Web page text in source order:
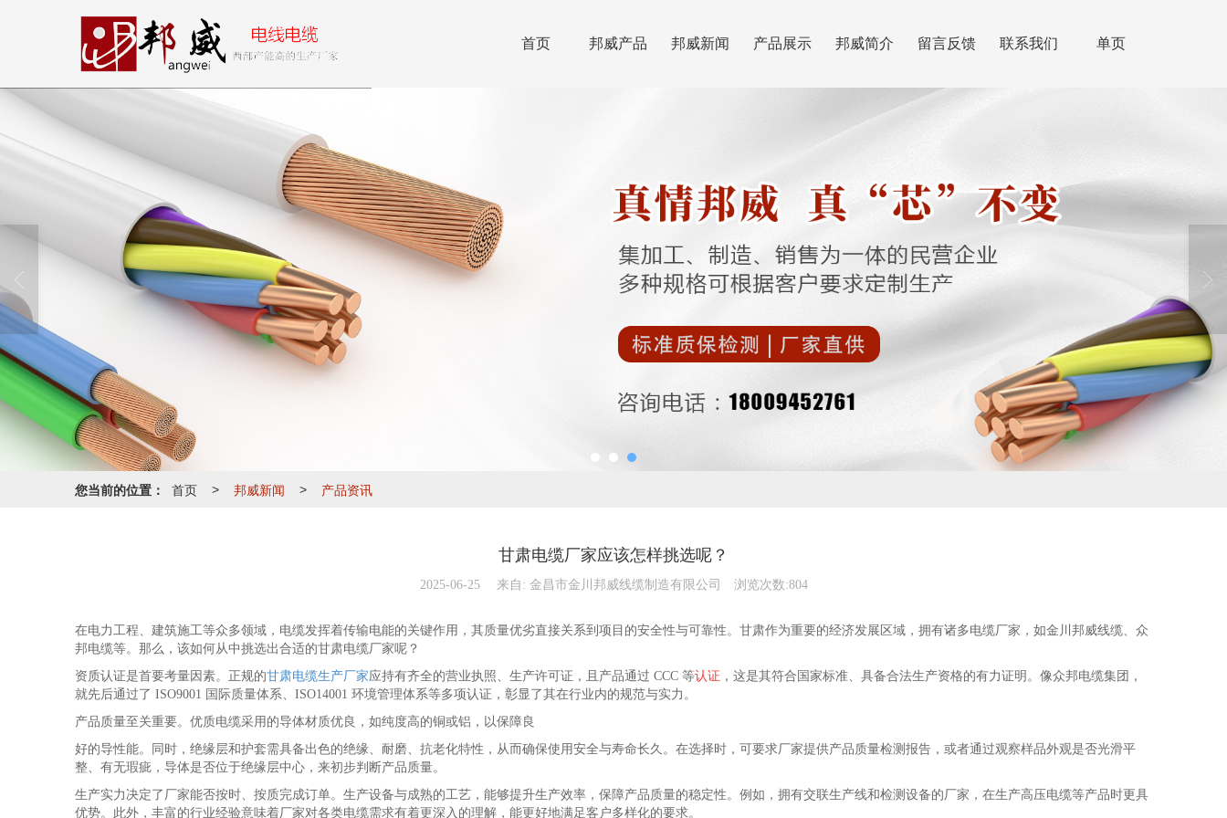
首页 邦威产品 邦威新闻 产品展示 邦威简介 留言反馈 联系我们 单页
您当前的位置： 首页 > 邦威新闻 > 产品资讯
甘肃电缆厂家应该怎样挑选呢？
2025-06-25 来自: 金昌市金川邦威线缆制造有限公司 浏览次数:804
在电力工程、建筑施工等众多领域，电缆发挥着传输电能的关键作用，其质量优劣直接关系到项目的安全性与可靠性。甘肃作为重要的经济发展区域，拥有诸多电缆厂家，如金川邦威线缆、众
邦电缆等。那么，该如何从中挑选出合适的甘肃电缆厂家呢？
资质认证是首要考量因素。正规的甘肃电缆生产厂家应持有齐全的营业执照、生产许可证，且产品通过 CCC 等认证 ，这是其符合国家标准、具备合法生产资格的有力证明。像众邦电缆集团，
就先后通过了 ISO9001 国际质量体系、ISO14001 环境管理体系等多项认证，彰显了其在行业内的规范与实力。
产品质量至关重要。优质电缆采用的导体材质优良，如纯度高的铜或铝，以保障良
好的导性能。同时，绝缘层和护套需具备出色的绝缘、耐磨、抗老化特性，从而确保使用安全与寿命长久。在选择时，可要求厂家提供产品质量检测报告，或者通过观察样品外观是否光滑平
整、有无瑕疵，导体是否位于绝缘层中心，来初步判断产品质量。
生产实力决定了厂家能否按时、按质完成订单。生产设备与成熟的工艺，能够提升生产效率，保障产品质量的稳定性。例如，拥有交联生产线和检测设备的厂家，在生产高压电缆等产品时更具
优势。此外，丰富的行业经验意味着厂家对各类电缆需求有着更深入的理解，能更好地满足客户多样化的要求。